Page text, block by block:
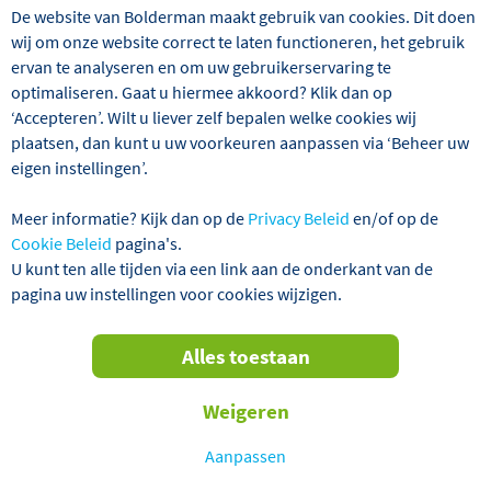
TOT € 100,- KORTING P.P.!
De bekendste en volgens velen de mooiste toeristische
route van Duitsland is zonder twijfel de Romantische
handelsroute dankt haar naam aan pittoreske
middeleeuwse stadjes, afgewisseld met een prachtige
volgen tijdens deze reis de gehele Romantische Strasse,
vanaf Würzburg in het noorden tot Füssen in het zuiden.
We bezoeken de leuke stadjes Rothenburg ob der Tauber,
De website van Bolderman maakt gebruik van cookies. Dit doen
wij om onze website correct te laten functioneren, het gebruik
ervan te analyseren en om uw gebruikerservaring te
optimaliseren. Gaat u hiermee akkoord? Klik dan op
‘Accepteren’. Wilt u liever zelf bepalen welke cookies wij
plaatsen, dan kunt u uw voorkeuren aanpassen via ‘Beheer uw
eigen instellingen’.
Meer informatie? Kijk dan op de Privacy Beleid en/of op de
Cookie Beleid pagina's.
U kunt ten alle tijden via een link aan de onderkant van de
pagina uw instellingen voor cookies wijzigen.
Aanpassen
Weigeren
Alles toestaan